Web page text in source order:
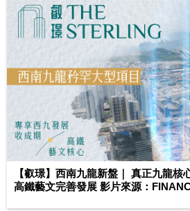
【叡璟】西南九龍新盤｜ 真正九龍核
高鐵藝文完善發展 影片來源：